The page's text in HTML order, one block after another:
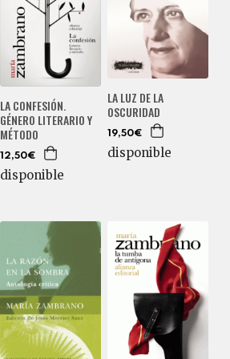
LA CONFESIÓN.
GÉNERO LITERARIO Y
MÉTODO
12,50€
disponible
LA LUZ DE LA
OSCURIDAD
19,50€
disponible